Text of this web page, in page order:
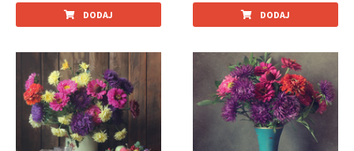
DODAJ DODAJ